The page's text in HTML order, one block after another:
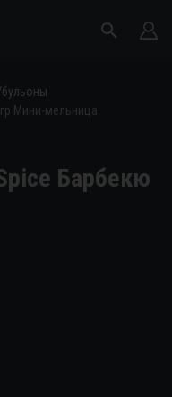
Мини-мельница
Барбекю